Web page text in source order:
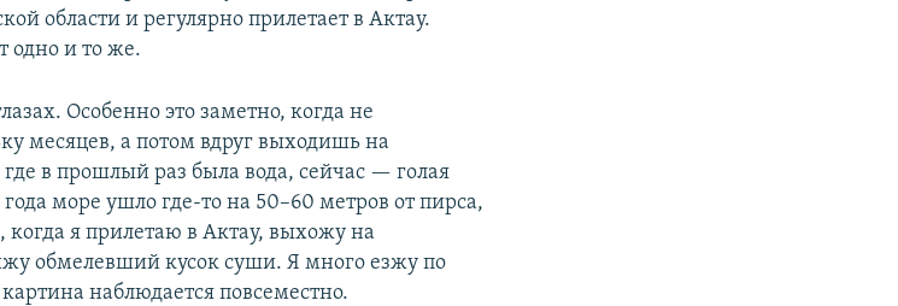
области и регулярно прилетает в Актау.
одно и то же.
Особенно это заметно, когда не
месяцев, а потом вдруг выходишь на
в прошлый раз была вода, сейчас — голая
море ушло где-то на 50–60 метров от пирса,
когда я прилетаю в Актау, выхожу на
обмелевший кусок суши. Я много езжу по
наблюдается повсеместно.